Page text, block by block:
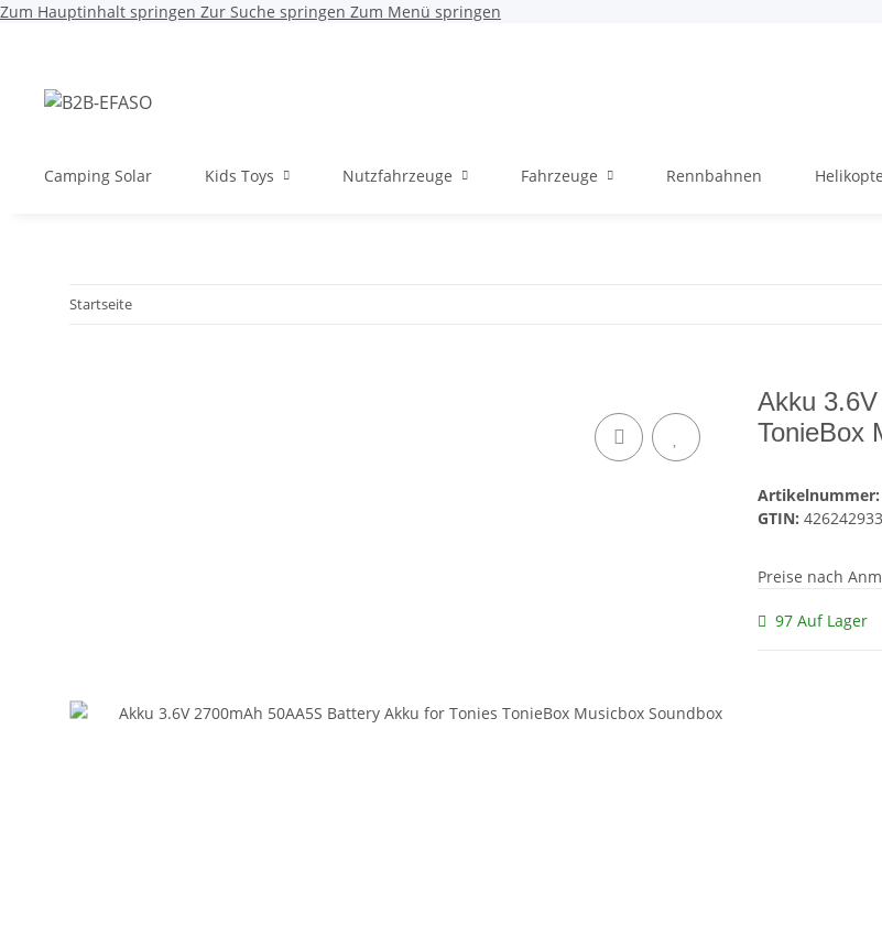
Zum Hauptinhalt springen Zur Suche springen Zum Menü springen
Camping Solar Kids Toys Nutzfahrzeuge Fahrzeuge Rennbahnen
Startseite
Akku
TonieBox
Artikelnummer:
GTIN:
Preise nach
97 Auf Lager